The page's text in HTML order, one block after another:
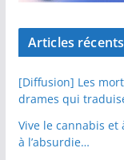
Articles récents
[Diffusion] Les
drames qui
Vive le cannabis et
à l’absurdie…